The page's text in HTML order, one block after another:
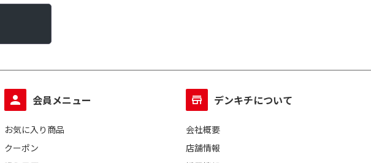
会員メニュー
お気に入り商品
クーポン
デンキチについて
会社概要
店舗情報